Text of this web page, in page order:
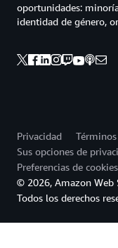
oportunidades:
identidad de género,
Privacidad
Sus opciones de
Preferencias de cookies
© 2026, Amazon Web
Todos los derechos